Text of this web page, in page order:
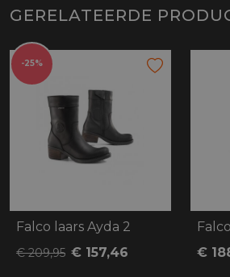
GERELATEERDE
-25%
Falco laars Ayda 2
€ 209,95 € 157,46
€